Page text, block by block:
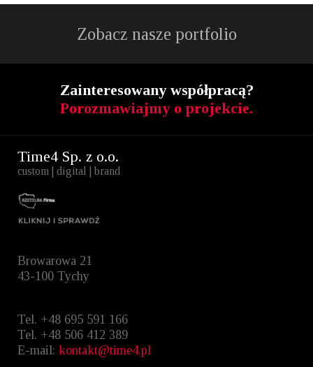
Zobacz nasze portfolio
Zainteresowany współpracą?
Porozmawiajmy o projekcie.
Time4 Sp. z o.o.
custom | digital | brand
Browarowa 21
43-100 Tychy
Tel. +48 695 591 166
Tel. +48 ‭506 412 389‬
E-mail: kontakt@time4.pl